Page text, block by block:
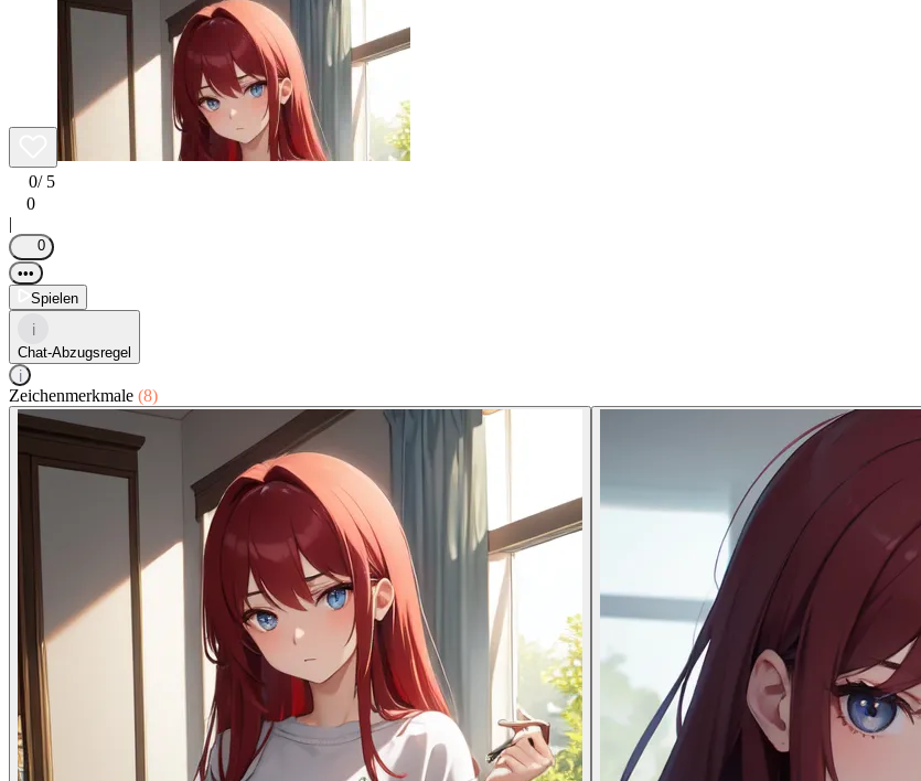
0/ 5
0
|
0
•••
Spielen
i
Chat-Abzugsregel
i
Zeichenmerkmale (8)